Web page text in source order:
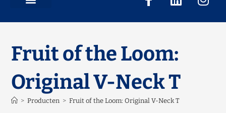
Fruit of the Loom:
Original V-Neck T
> Producten > Fruit of the Loom: Original V-Neck T